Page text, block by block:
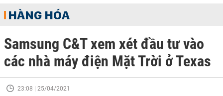
HÀNG HÓA
Samsung C&T xem xét đầu tư vào
các nhà máy điện Mặt Trời ở Texas
23:08 | 25/04/2021